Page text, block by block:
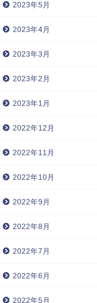
2023年5月
2023年4月
2023年3月
2023年2月
2023年1月
2022年12月
2022年11月
2022年10月
2022年9月
2022年8月
2022年7月
2022年6月
2022年5月